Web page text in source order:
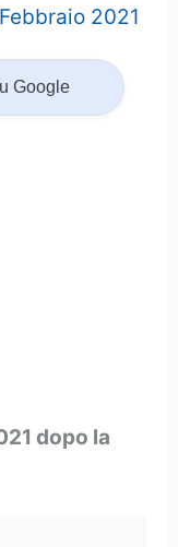
2021
Google
dopo la